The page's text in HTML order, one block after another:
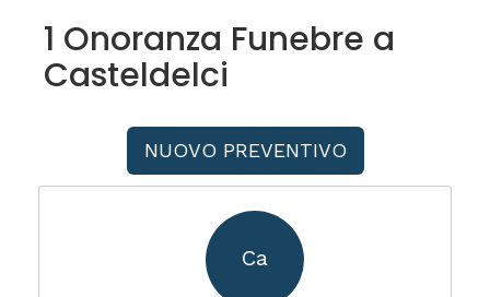
1 Onoranza Funebre a
Casteldelci
NUOVO PREVENTIVO
Ca